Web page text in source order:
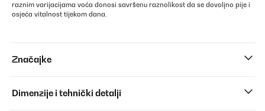
raznim varijacijama voća donosi savršenu raznolikost da se dovoljno pije i
osjeća vitalnost tijekom dana.
Značajke
Dimenzije i tehnički detalji